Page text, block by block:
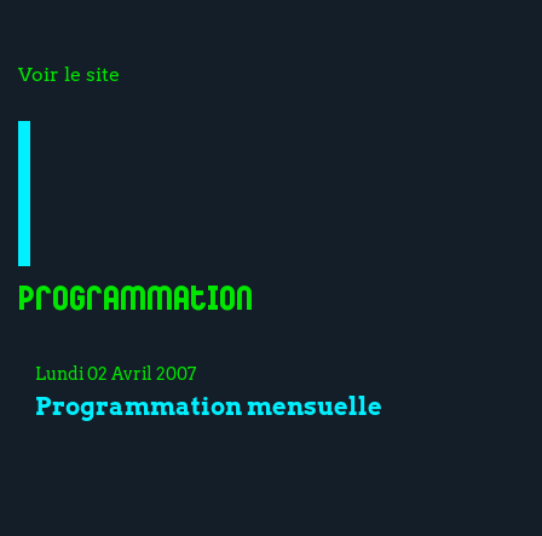
Voir le site
Programmation
Lundi 02 Avril 2007
Programmation mensuelle